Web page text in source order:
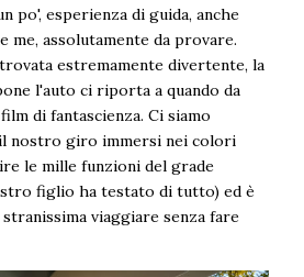
po', esperienza di guida, anche
me, assolutamente da provare.
estremamente divertente, la
l'auto ci riporta a quando da
di fantascienza. Ci siamo
nostro giro immersi nei colori
le mille funzioni del grade
figlio ha testato di tutto) ed è
viaggiare senza fare